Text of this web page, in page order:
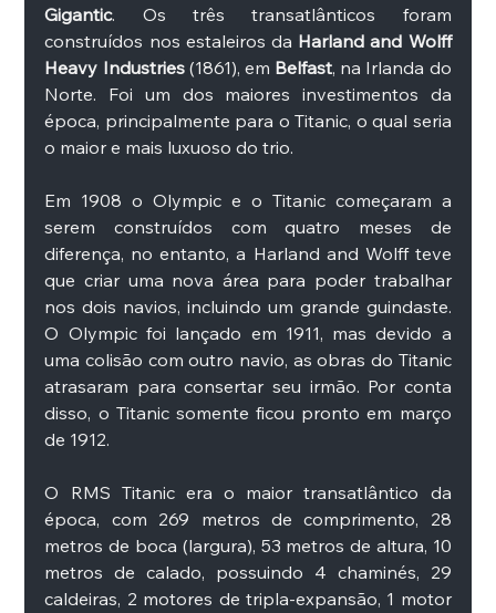
Gigantic. Os três transatlânticos foram
construídos nos estaleiros da Harland and Wolff
Heavy Industries (1861), em Belfast, na Irlanda do
Norte. Foi um dos maiores investimentos da
época, principalmente para o Titanic, o qual seria
o maior e mais luxuoso do trio.
Em 1908 o Olympic e o Titanic começaram a
serem construídos com quatro meses de
diferença, no entanto, a Harland and Wolff teve
que criar uma nova área para poder trabalhar
nos dois navios, incluindo um grande guindaste.
O Olympic foi lançado em 1911, mas devido a
uma colisão com outro navio, as obras do Titanic
atrasaram para consertar seu irmão. Por conta
disso, o Titanic somente ficou pronto em março
de 1912.
O RMS Titanic era o maior transatlântico da
época, com 269 metros de comprimento, 28
metros de boca (largura), 53 metros de altura, 10
metros de calado, possuindo 4 chaminés, 29
caldeiras, 2 motores de tripla-expansão, 1 motor